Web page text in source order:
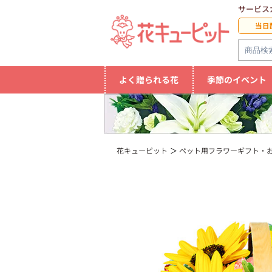
サービス
当日
よく贈られる花 季節のイベント
花キューピット ペット用フラワーギフト・